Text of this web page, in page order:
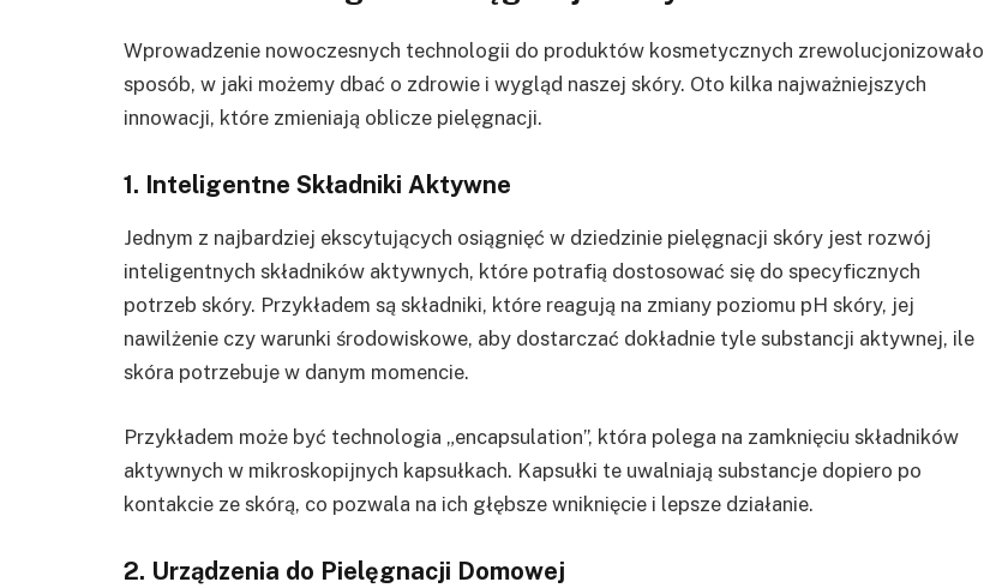
Wprowadzenie nowoczesnych technologii do produktów kosmetycznych zrewolucjonizowało
sposób, w jaki możemy dbać o zdrowie i wygląd naszej skóry. Oto kilka najważniejszych
innowacji, które zmieniają oblicze pielęgnacji.
1. Inteligentne Składniki Aktywne
Jednym z najbardziej ekscytujących osiągnięć w dziedzinie pielęgnacji skóry jest rozwój
inteligentnych składników aktywnych, które potrafią dostosować się do specyficznych
potrzeb skóry. Przykładem są składniki, które reagują na zmiany poziomu pH skóry, jej
nawilżenie czy warunki środowiskowe, aby dostarczać dokładnie tyle substancji aktywnej, ile
skóra potrzebuje w danym momencie.
Przykładem może być technologia „encapsulation”, która polega na zamknięciu składników
aktywnych w mikroskopijnych kapsułkach. Kapsułki te uwalniają substancje dopiero po
kontakcie ze skórą, co pozwala na ich głębsze wniknięcie i lepsze działanie.
2. Urządzenia do Pielęgnacji Domowej